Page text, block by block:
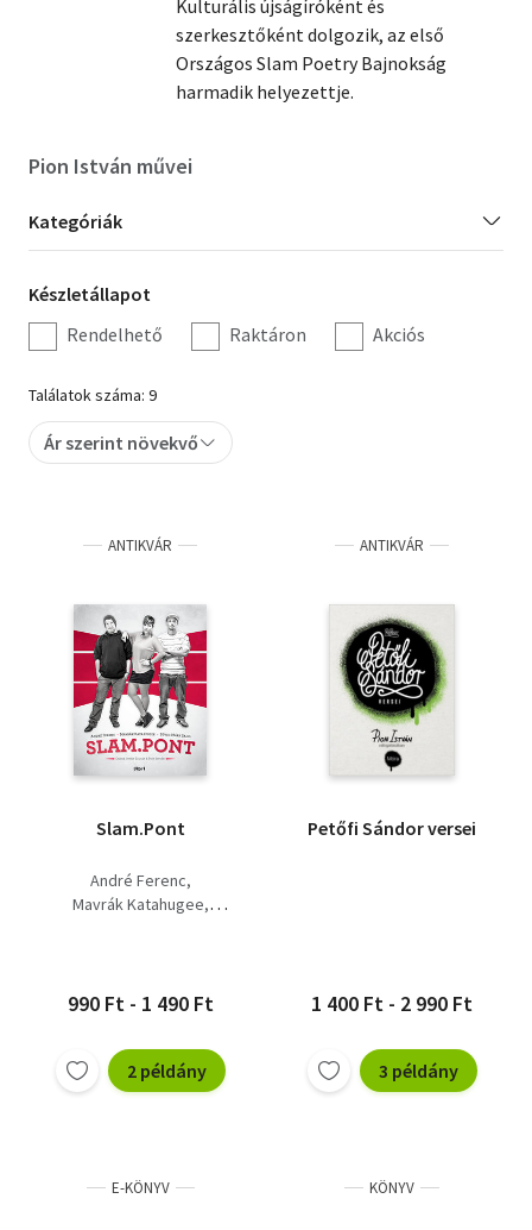
Tankönyv, segédkönyv
Történelem
Vallás
Kulturális újságíróként és
szerkesztőként dolgozik, az első
Országos Slam Poetry Bajnokság
harmadik helyezettje.
Pion István művei
Kategória
szűrés
Kategóriák
Készletállapot
szűrés
Készletállapot
Rendelhető
Raktáron Akciós
Találatok száma: 9
Ár szerint növekvő
ANTIKVÁR
Slam.Pont
André Ferenc
Mavrák Katahugee
990 Ft - 1 490 Ft
2 példány
ANTIKVÁR
Petőfi Sándor versei
1 400 Ft - 2 990 Ft
3 példány
E-KÖNYV KÖNYV